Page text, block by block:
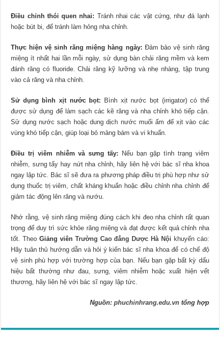
Điều chỉnh thói quen nhai: Tránh nhai các vật cứng, như đá lạnh
hoặc bút bi, để tránh làm hỏng nha chỉnh.
Thực hiện vệ sinh răng miệng hàng ngày: Đảm bảo vệ sinh răng
miệng ít nhất hai lần mỗi ngày, sử dụng bàn chải răng mềm và kem
đánh răng có fluoride. Chải răng kỹ lưỡng và nhẹ nhàng, tập trung
vào cả răng và nha chỉnh.
Sử dụng bình xịt nước bọt: Bình xịt nước bọt (irrigator) có thể
được sử dụng để làm sạch các kẽ răng và nha chỉnh khó tiếp cận.
Sử dụng nước sạch hoặc dung dịch nước muối ấm để xịt vào các
vùng khó tiếp cận, giúp loại bỏ mảng bám và vi khuẩn.
Điều trị viêm nhiễm và sưng tấy: Nếu bạn gặp tình trạng viêm
nhiễm, sưng tấy hay nứt nha chỉnh, hãy liên hệ với bác sĩ nha khoa
ngay lập tức. Bác sĩ sẽ đưa ra phương pháp điều trị phù hợp như sử
dụng thuốc trị viêm, chất kháng khuẩn hoặc điều chỉnh nha chỉnh để
giảm tác động lên răng và nướu.
Nhớ rằng, vệ sinh răng miệng đúng cách khi đeo nha chỉnh rất quan
trọng để duy trì sức khỏe răng miệng và đạt được kết quả chỉnh nha
tốt. Theo Giảng viên Trường Cao đẳng Dược Hà Nội khuyến cáo:
Hãy tuân thủ hướng dẫn và hỏi ý kiến ​​bác sĩ nha khoa để có chế độ
vệ sinh phù hợp với trường hợp của bạn. Nếu bạn gặp bất kỳ dấu
hiệu bất thường như đau, sưng, viêm nhiễm hoặc xuất hiện vết
thương, hãy liên hệ với bác sĩ ngay lập tức.
Nguồn: phuchinhrang.edu.vntổng hợp